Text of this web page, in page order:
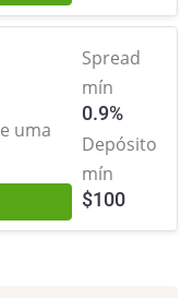
e uma
Spread
mín
0.9%
Depósito
mín
$100